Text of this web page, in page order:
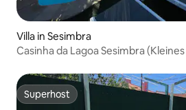
Villa in Sesimbra
Casinha da Lagoa Sesimbra
Superhost
Superhost